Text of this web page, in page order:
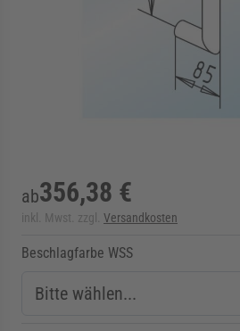
für Kategorie Zargen
für Kategorie
ab356,38 €
inkl. Mwst. zzgl. Versandkosten
Beschlagfarbe WSS